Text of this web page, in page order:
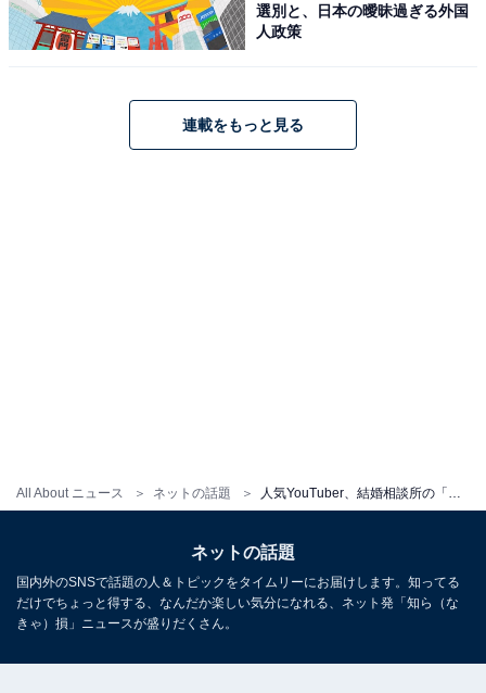
All About ニュース ネットの話題 人気YouTuber、結婚相談所の「婚活ファッション＆メイク」で大変身！ 「これはアダチくんが惚れ直すね」
選別と、日本の曖昧過ぎる外国
人政策
連載をもっと見る
ネットの話題
国内外のSNSで話題の人＆トピックをタイムリーにお届けします。知ってる
だけでちょっと得する、なんだか楽しい気分になれる、ネット発「知ら（な
きゃ）損」ニュースが盛りだくさん。